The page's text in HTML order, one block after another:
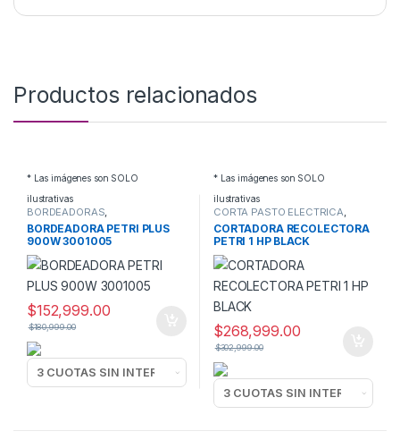
Productos relacionados
* Las imágenes son SOLO
ilustrativas
BORDEADORAS,
HERRAMIENTAS
BORDEADORA PETRI PLUS
900W 3001005
$152,999.00
$180,999.00
* Las imágenes son SOLO
ilustrativas
CORTA PASTO ELECTRICA,
HERRAMIENTAS
CORTADORA RECOLECTORA
PETRI 1 HP BLACK
$268,999.00
$302,999.00